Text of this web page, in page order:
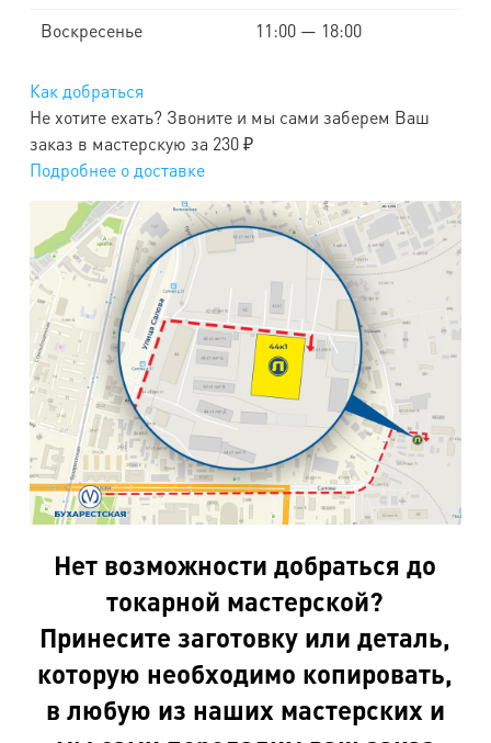
Воскресенье
11:00 — 18:00
Как добраться
Не хотите ехать? Звоните и мы сами заберем Ваш
заказ в мастерскую за 230 ₽
Подробнее о доставке
Нет возможности добраться до
токарной мастерской?
Принесите заготовку или деталь,
которую необходимо копировать,
в любую из наших мастерских и